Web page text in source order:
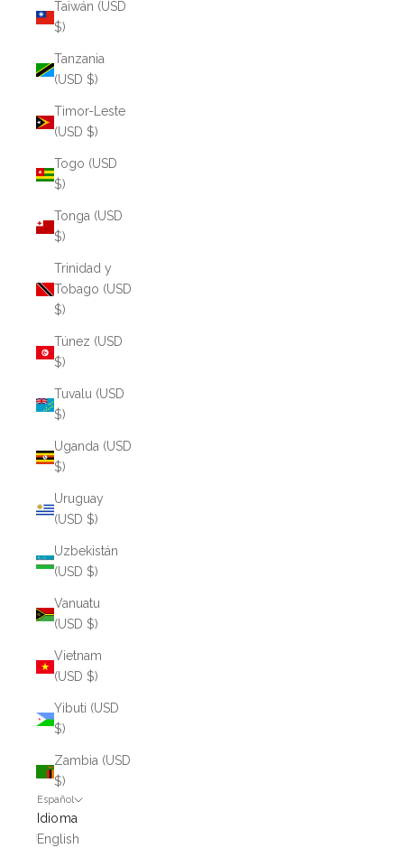
Taiwán (USD
$)
Tanzania
(USD $)
Timor-Leste
(USD $)
Togo (USD
$)
Tonga (USD
$)
Trinidad y
Tobago (USD
$)
Túnez (USD
$)
Tuvalu (USD
$)
Uganda (USD
$)
Uruguay
(USD $)
Uzbekistán
(USD $)
Vanuatu
(USD $)
Vietnam
(USD $)
Yibuti (USD
$)
Zambia (USD
$)
Español
Idioma
English